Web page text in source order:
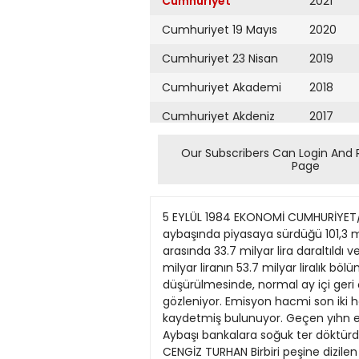
Cumhuriyet 19 Mayıs
Cumhuriyet 23 Nisan
Cumhuriyet Akademi
Cumhuriyet Akdeniz
Cumhuriyet Alışveriş
Cumhuriyet Ankara
Cumhuriyet Büyük
Taaruz
Cumhuriyet
Cumartesi
Cumhuriyet Çevre
2020
2019
2018
2017
2016
2015
2013
2012
2011
2010
2009
Our Subscribers Can Login And
Page
5 EYLÜL 1984 EKONOMİ CUMHURİYET/9 Günün aynası Piyasadan bir haftada 34 milyar lira çekildi ANKARA (ANKA) Merkez Bankası, aybaşında piyasaya sürdüğü 101,3 milyar liranın yarıdan fazlasını geri çekti. Edinilen bilgiye göre, emisyon hacmi 1724 ağustos tarihleri arasında 33.7 milyar lira daraltıldı ve 848 milyar liraya düşürüldü. Böylece, 27 teramuz10 ağustos tarihleri arasında piyasaya süriilen 101.3 milyar liranın 53.7 milyar liralık bölümü geri çekilmiş bulunuyor. Emisyon hacminin 900 milyar lira sınmndan 848 milyar liraya düşürülmesinde, normal ay içi geri çekmelerinin yanısıra, Merkez Bankası'run bankalara yönelik kredi kısıtlamalarının etkisi olduğu da gözleniyor. Emisyon hacmi son iki haftalık daralmaya karşın, yübaşından bu yana yüzde 16.1 oranında 117.5 milyar liralık bir genişleme kaydetmiş bulunuyor. Geçen yıhn eşdöneminde emisyon hacmindeki büyüme, yüzde 3.3 oranında 18.1 milyar lira olarak gerçekleşmişti. Aybaşı bankalara soğuk ter döktürdü Maaş ödemelerinde meydana gelen gecikme bankaların para yetiştirememesinden kaynaklandı CENGİZ TURHAN Birbiri peşine dizilen masraflarla vatandaşa kâbus gibi gelen eylül ayı, yarattığı nakit sıkışıklığı nedeniyle bankalara da soğuk terler döktürdü. lstanbul'da birçok kuruluşta maaş ödemelerinde meydana gelen gecikmeleT, bankalann para yetiştirmekte güçlük çekmelerinden kaynaklandı. Bir yanda Merkez Bankası'nın son bir ayda piyasadan yaklaşık 50 milyar lira çekmesi; öte yanda ağustos ayında ödenen büyük çaptaki vergiler, eylül maaşlannın ve ikramiyelerin üst üste gelmesi, destekIeme alımları dolayısıyla tarım bölgelerine para akışının artması ve sıkı para politikası gereği ahnan çeşitli önlemlerin de etkisiyle nakit sıkışıklıgı had safhaya ulaştı. Ancak bankalar, güçlükle de olsa talepleri karşılayabildiler. Ayın ilk iki gününün hafta so BANKALAR NEDEN SIKIŞTI? Merkez bankası, son bir ayda piyasadan 50 milyar lira çekti. Sıkı para politikasına ilişkin önlemler nakit sıkmtısını had safhaya ulaştırdı. Nakit darlığı, bankalara çek ve senet yığılması şeklinde yansıdı. Ağustosun vergi ödeme için son ay olması, para çekilmesinde artış görüimesine yol açtı. nuna gelmesi nedeniyle, iş merkezlerindeki banka şubeleri, özellikle pazartesi günü olağanüstü bir talep yığılması ile karşı karşıya kaldılar. Büyük bir bankanın Aşirefendi şubesi müdürü, darlığın en önemli nedeni olarak, tedavüldeki paranın daralmasını gösterdi: "Tedavüldeki para bir birim azalınca, bu bankalarda üç birimlik bir daralma Dolar rekor üstüne rekor kırıyor, altın fiyatları düşüyor Ekonomi Servisi Doların tırmanışı dun de sürdü. Dünya döviz piyasalannda rekor değerlere ulaşan dolar, altın